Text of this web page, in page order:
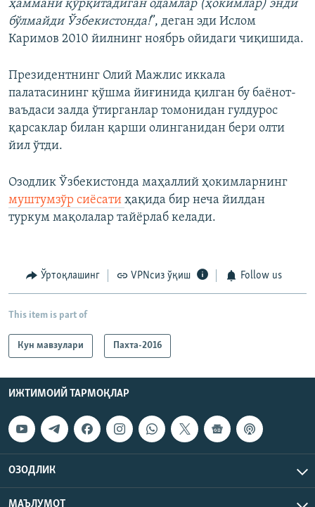
ҳаммани қўрқитадиган одамлар (ҳокимлар) энди
бўлмайди Ўзбекистонда!”, деган эди Ислом
Каримов 2010 йилнинг ноябрь ойидаги чиқишида.
Президентнинг Олий Мажлис иккала
палатасининг қўшма йиғинида қилган бу баëнот-
ваъдаси залда ўтирганлар томонидан гулдурос
қарсаклар билан қарши олинганидан бери олти
йил ўтди.
Озодлик Ўзбекистонда маҳаллий ҳокимларнинг
муштумзўр сиёсати ҳақида бир неча йилдан
туркум мақолалар тайёрлаб келади.
Ўртоқлашинг VPNсиз ўқиш Follow us
This item is part of
Кун мавзулари Пахта-2016
ИЖТИМОИЙ ТАРМОҚЛАР
ОЗОДЛИК
МАЪЛУМОТ